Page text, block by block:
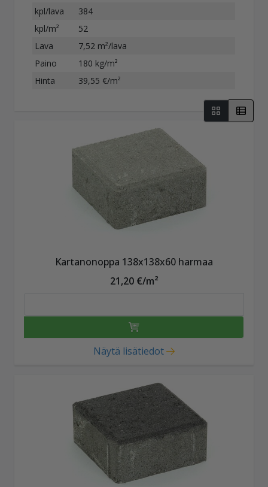
kpl/lava
384
kpl/m²
52
Lava
7,52 m²/lava
Paino
180 kg/m²
Hinta
39,55 €/m²
Kartanonoppa 138x138x60 harmaa
21,20 €/m²
Näytä lisätiedot